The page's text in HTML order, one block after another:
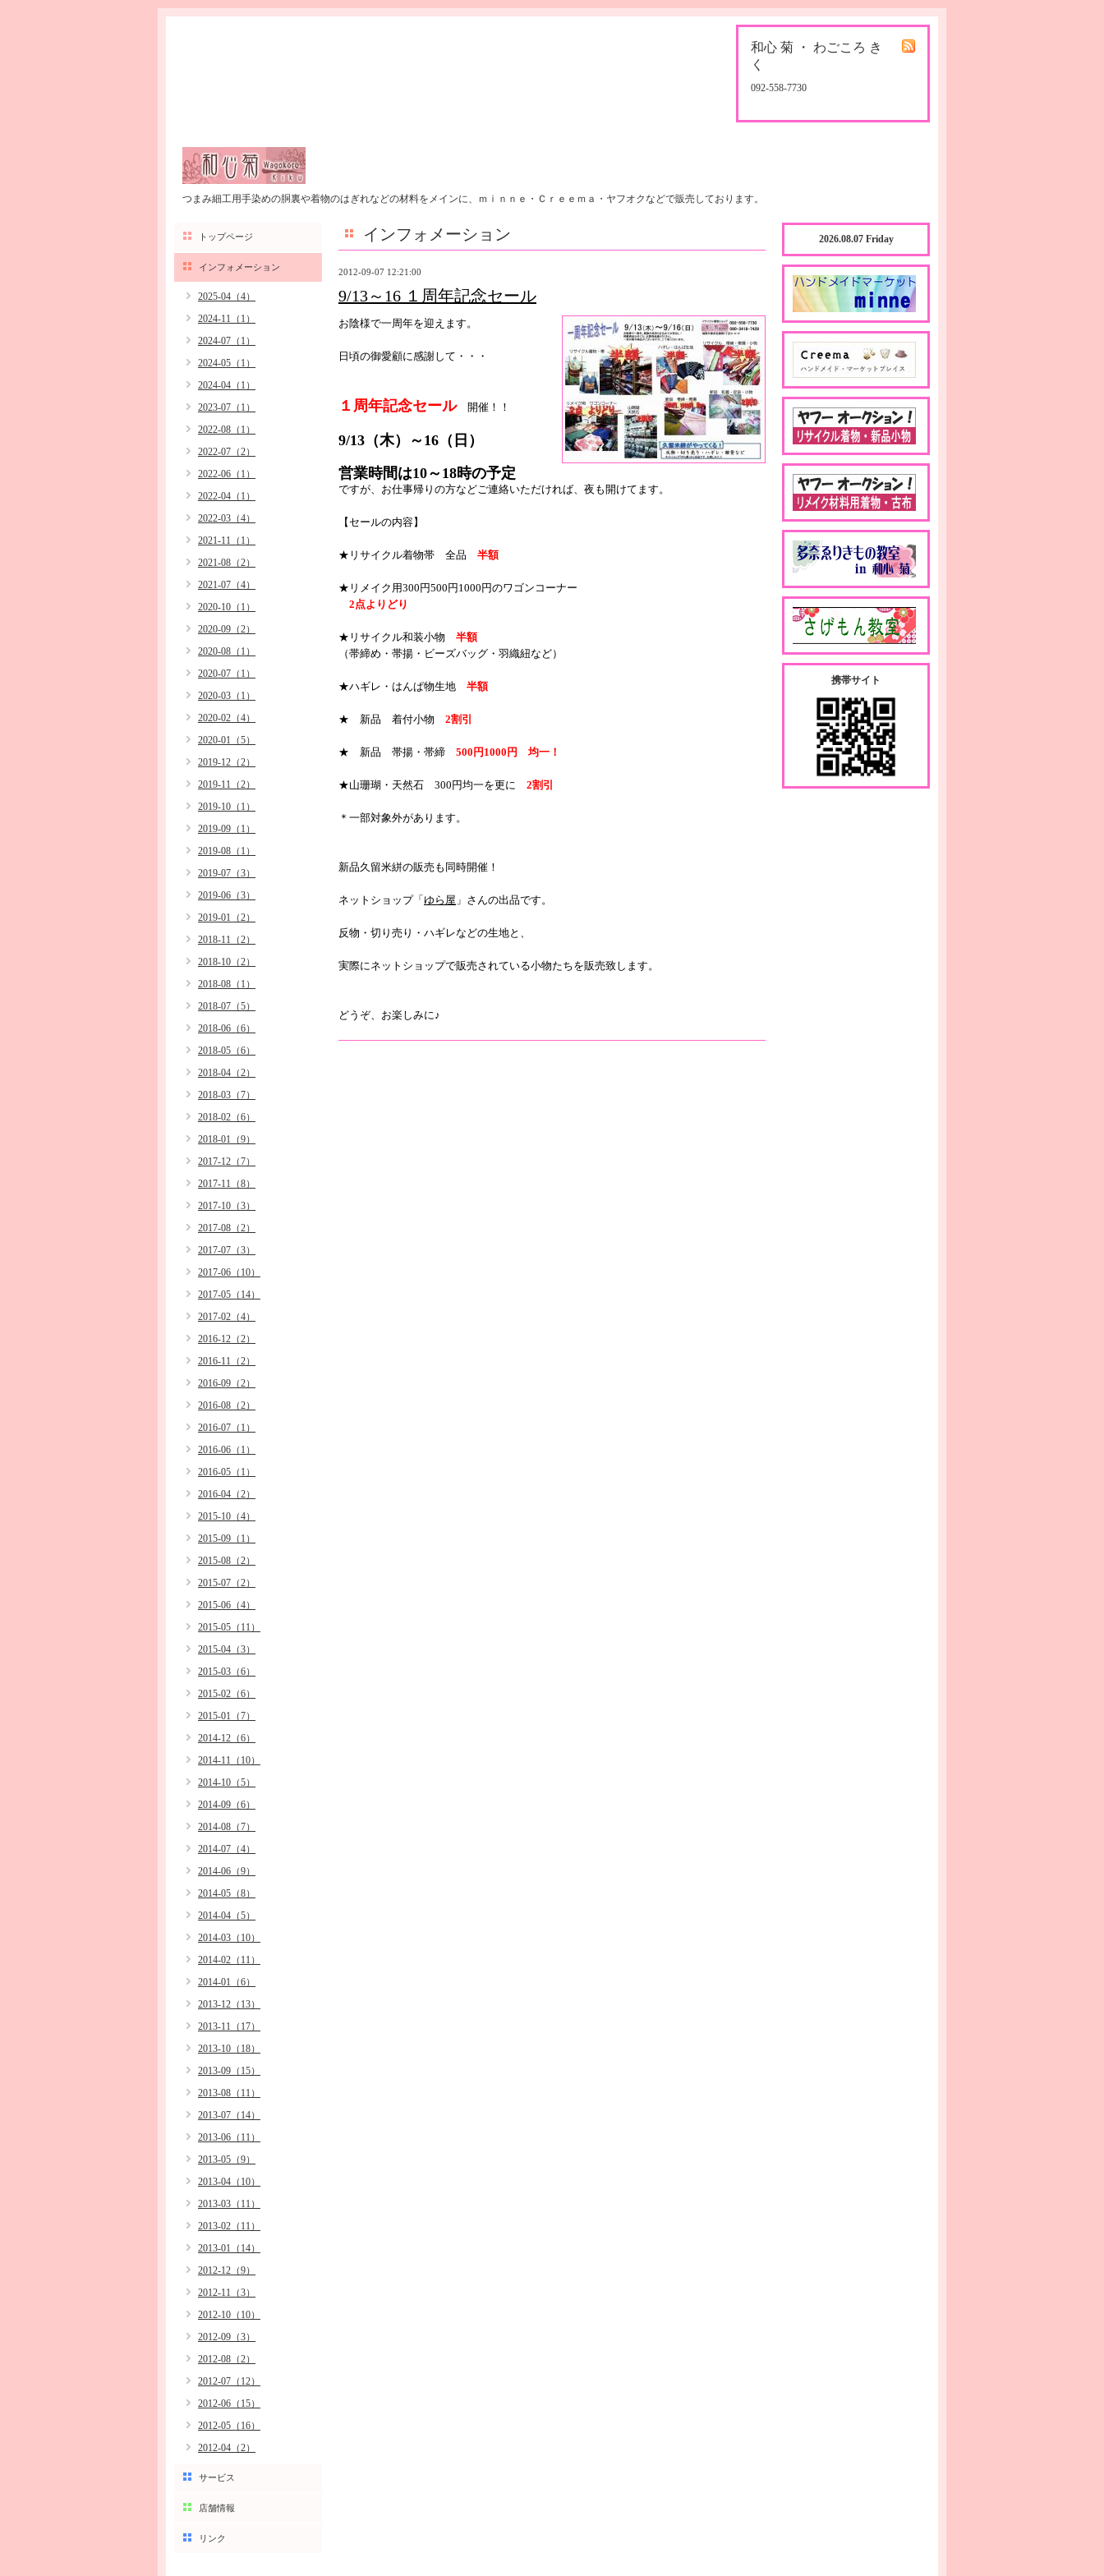
和心 菊 ・ わごころ き
く
092-558-7730
つまみ細工用手染めの胴裏や着物のはぎれなどの材料をメインに、ｍｉｎｎｅ・Ｃｒｅｅｍａ・ヤフオクなどで販売しております。
インフォメーション
2012-09-07 12:21:00
9/13～16 １周年記念セール
お陰様で一周年を迎えます。
日頃の御愛顧に感謝して・・・
１周年記念セール開催！！
9/13（木）～16（日）
営業時間は10～18時の予定
ですが、お仕事帰りの方などご連絡いただければ、夜も開けてます。
【セールの内容】
★リサイクル着物帯 全品 半額
★リメイク用300円500円1000円のワゴンコーナー
2点よりどり
★リサイクル和装小物 半額
（帯締め・帯揚・ビーズバッグ・羽織紐など）
★ハギレ・はんぱ物生地 半額
★ 新品 着付小物 2割引
★ 新品 帯揚・帯締 500円1000円 均一！
★山珊瑚・天然石 300円均一を更に 2割引
＊一部対象外があります。
新品久留米絣の販売も同時開催！
ネットショップ「 ゆら屋 」さんの出品です。
反物・切り売り・ハギレなどの生地と、
実際にネットショップで販売されている小物たちを販売致します。
どうぞ、お楽しみに♪
トップページ
インフォメーション
2025-04（4）
2024-11（1）
2024-07（1）
2024-05（1）
2024-04（1）
2023-07（1）
2022-08（1）
2022-07（2）
2022-06（1）
2022-04（1）
2022-03（4）
2021-11（1）
2021-08（2）
2021-07（4）
2020-10（1）
2020-09（2）
2020-08（1）
2020-07（1）
2020-03（1）
2020-02（4）
2020-01（5）
2019-12（2）
2019-11（2）
2019-10（1）
2019-09（1）
2019-08（1）
2019-07（3）
2019-06（3）
2019-01（2）
2018-11（2）
2018-10（2）
2018-08（1）
2018-07（5）
2018-06（6）
2018-05（6）
2018-04（2）
2018-03（7）
2018-02（6）
2018-01（9）
2017-12（7）
2017-11（8）
2017-10（3）
2017-08（2）
2017-07（3）
2017-06（10）
2017-05（14）
2017-02（4）
2016-12（2）
2016-11（2）
2016-09（2）
2016-08（2）
2016-07（1）
2016-06（1）
2016-05（1）
2016-04（2）
2015-10（4）
2015-09（1）
2015-08（2）
2015-07（2）
2015-06（4）
2015-05（11）
2015-04（3）
2015-03（6）
2015-02（6）
2015-01（7）
2014-12（6）
2014-11（10）
2014-10（5）
2014-09（6）
2014-08（7）
2014-07（4）
2014-06（9）
2014-05（8）
2014-04（5）
2014-03（10）
2014-02（11）
2014-01（6）
2013-12（13）
2013-11（17）
2013-10（18）
2013-09（15）
2013-08（11）
2013-07（14）
2013-06（11）
2013-05（9）
2013-04（10）
2013-03（11）
2013-02（11）
2013-01（14）
2012-12（9）
2012-11（3）
2012-10（10）
2012-09（3）
2012-08（2）
2012-07（12）
2012-06（15）
2012-05（16）
2012-04（2）
サービス
店舗情報
リンク
2026.08.07 Friday
携帯サイト